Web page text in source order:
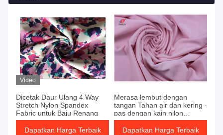
Fabric ]
Cocok 160
Produk
Video
Dicetak Daur Ulang 4 Way
Stretch Nylon Spandex
Fabric untuk Baju Renang
Dapatkan Harga Terbaik
Merasa lembut dengan
tangan Tahan air dan kering -
pas dengan kain nilon
spandex 4 arah untuk kain
pakaian renang yoga
Dapatkan Harga Terbaik